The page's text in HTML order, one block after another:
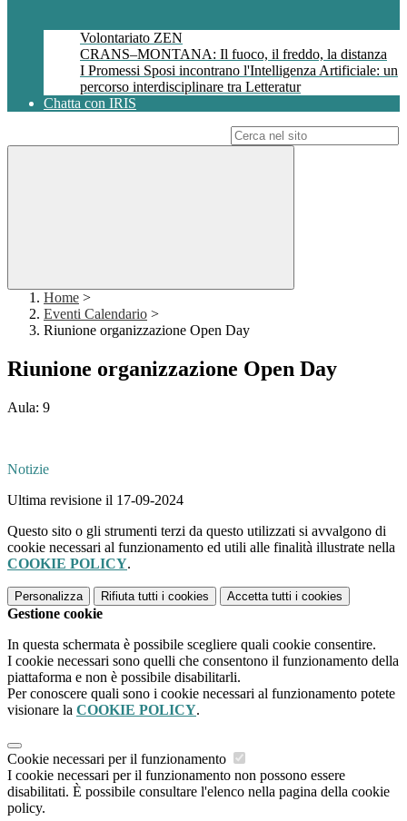
Volontariato ZEN
CRANS–MONTANA: Il fuoco, il freddo, la distanza
I Promessi Sposi incontrano l'Intelligenza Artificiale: un
percorso interdisciplinare tra Letteratur
Chatta con IRIS
Home >
Eventi Calendario >
Riunione organizzazione Open Day
Riunione organizzazione Open Day
Aula: 9
Notizie
Ultima revisione il 17-09-2024
Questo sito o gli strumenti terzi da questo utilizzati si avvalgono di
cookie necessari al funzionamento ed utili alle finalità illustrate nella
COOKIE POLICY.
Personalizza Rifiuta tutti i cookies Accetta tutti i cookies
Gestione cookie
In questa schermata è possibile scegliere quali cookie consentire.
I cookie necessari sono quelli che consentono il funzionamento della
piattaforma e non è possibile disabilitarli.
Per conoscere quali sono i cookie necessari al funzionamento potete
visionare la COOKIE POLICY.
Cookie necessari per il funzionamento
I cookie necessari per il funzionamento non possono essere
disabilitati. È possibile consultare l'elenco nella pagina della cookie
policy.